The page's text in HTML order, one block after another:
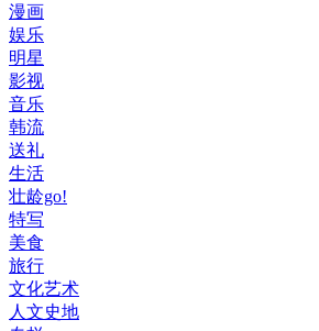
漫画
娱乐
明星
影视
音乐
韩流
送礼
生活
壮龄go!
特写
美食
旅行
文化艺术
人文史地